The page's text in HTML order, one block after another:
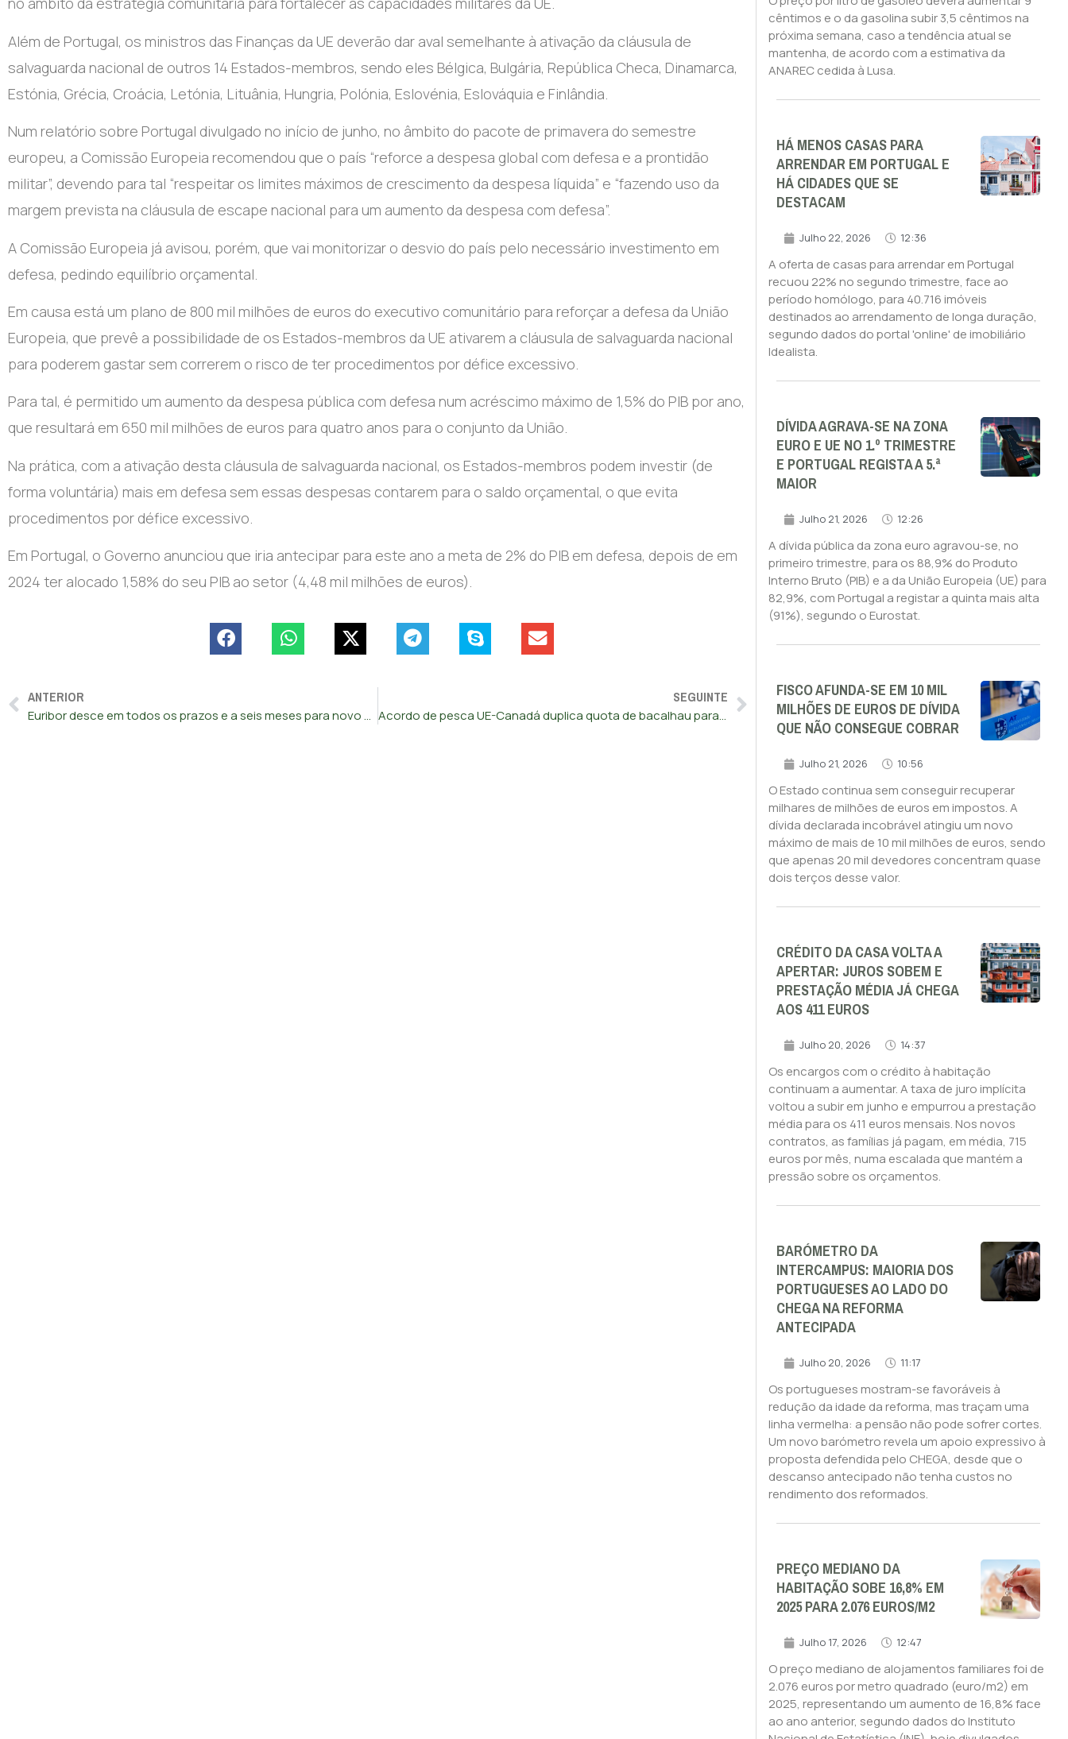
Além de Portugal, os ministros das Finanças da UE deverão dar aval semelhante à ativação da cláusula de
salvaguarda nacional de outros 14 Estados-membros, sendo eles Bélgica, Bulgária, República Checa, Dinamarca,
Estónia, Grécia, Croácia, Letónia, Lituânia, Hungria, Polónia, Eslovénia, Eslováquia e Finlândia.
Num relatório sobre Portugal divulgado no início de junho, no âmbito do pacote de primavera do semestre
europeu, a Comissão Europeia recomendou que o país “reforce a despesa global com defesa e a prontidão
militar”, devendo para tal “respeitar os limites máximos de crescimento da despesa líquida” e “fazendo uso da
margem prevista na cláusula de escape nacional para um aumento da despesa com defesa”.
A Comissão Europeia já avisou, porém, que vai monitorizar o desvio do país pelo necessário investimento em
defesa, pedindo equilíbrio orçamental.
Em causa está um plano de 800 mil milhões de euros do executivo comunitário para reforçar a defesa da União
Europeia, que prevê a possibilidade de os Estados-membros da UE ativarem a cláusula de salvaguarda nacional
para poderem gastar sem correrem o risco de ter procedimentos por défice excessivo.
Para tal, é permitido um aumento da despesa pública com defesa num acréscimo máximo de 1,5% do PIB por ano,
que resultará em 650 mil milhões de euros para quatro anos para o conjunto da União.
Na prática, com a ativação desta cláusula de salvaguarda nacional, os Estados-membros podem investir (de
forma voluntária) mais em defesa sem essas despesas contarem para o saldo orçamental, o que evita
procedimentos por défice excessivo.
Em Portugal, o Governo anunciou que iria antecipar para este ano a meta de 2% do PIB em defesa, depois de em
2024 ter alocado 1,58% do seu PIB ao setor (4,48 mil milhões de euros).
ANTERIOR
Euribor desce em todos os prazos e a seis meses para novo mínimo desde outubro de 2022
SEGUINTE
Acordo de pesca UE-Canadá duplica quota de bacalhau para Portugal
cêntimos e o da gasolina subir 3,5 cêntimos na
próxima semana, caso a tendência atual se
mantenha, de acordo com a estimativa da
ANAREC cedida à Lusa.
HÁ MENOS CASAS PARA
ARRENDAR EM PORTUGAL E
HÁ CIDADES QUE SE
DESTACAM
Julho 22, 2026 12:36
A oferta de casas para arrendar em Portugal
recuou 22% no segundo trimestre, face ao
período homólogo, para 40.716 imóveis
destinados ao arrendamento de longa duração,
segundo dados do portal 'online' de imobiliário
Idealista.
DÍVIDA AGRAVA-SE NA ZONA
EURO E UE NO 1.º TRIMESTRE
E PORTUGAL REGISTA A 5.ª
MAIOR
Julho 21, 2026 12:26
A dívida pública da zona euro agravou-se, no
primeiro trimestre, para os 88,9% do Produto
Interno Bruto (PIB) e a da União Europeia (UE) para
82,9%, com Portugal a registar a quinta mais alta
(91%), segundo o Eurostat.
FISCO AFUNDA-SE EM 10 MIL
MILHÕES DE EUROS DE DÍVIDA
QUE NÃO CONSEGUE COBRAR
Julho 21, 2026 10:56
O Estado continua sem conseguir recuperar
milhares de milhões de euros em impostos. A
dívida declarada incobrável atingiu um novo
máximo de mais de 10 mil milhões de euros, sendo
que apenas 20 mil devedores concentram quase
dois terços desse valor.
CRÉDITO DA CASA VOLTA A
APERTAR: JUROS SOBEM E
PRESTAÇÃO MÉDIA JÁ CHEGA
AOS 411 EUROS
Julho 20, 2026 14:37
Os encargos com o crédito à habitação
continuam a aumentar. A taxa de juro implícita
voltou a subir em junho e empurrou a prestação
média para os 411 euros mensais. Nos novos
contratos, as famílias já pagam, em média, 715
euros por mês, numa escalada que mantém a
pressão sobre os orçamentos.
BARÓMETRO DA
INTERCAMPUS: MAIORIA DOS
PORTUGUESES AO LADO DO
CHEGA NA REFORMA
ANTECIPADA
Julho 20, 2026 11:17
Os portugueses mostram-se favoráveis à
redução da idade da reforma, mas traçam uma
linha vermelha: a pensão não pode sofrer cortes.
Um novo barómetro revela um apoio expressivo à
proposta defendida pelo CHEGA, desde que o
descanso antecipado não tenha custos no
rendimento dos reformados.
PREÇO MEDIANO DA
HABITAÇÃO SOBE 16,8% EM
2025 PARA 2.076 EUROS/M2
Julho 17, 2026 12:47
O preço mediano de alojamentos familiares foi de
2.076 euros por metro quadrado (euro/m2) em
2025, representando um aumento de 16,8% face
ao ano anterior, segundo dados do Instituto